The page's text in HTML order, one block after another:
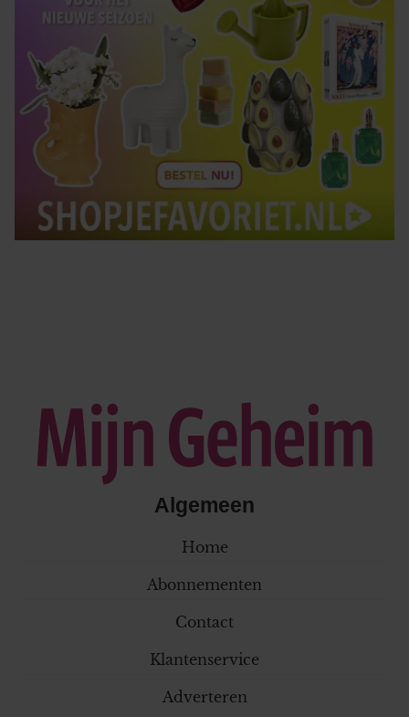
Algemeen
Home
Abonnementen
Contact
Klantenservice
Adverteren